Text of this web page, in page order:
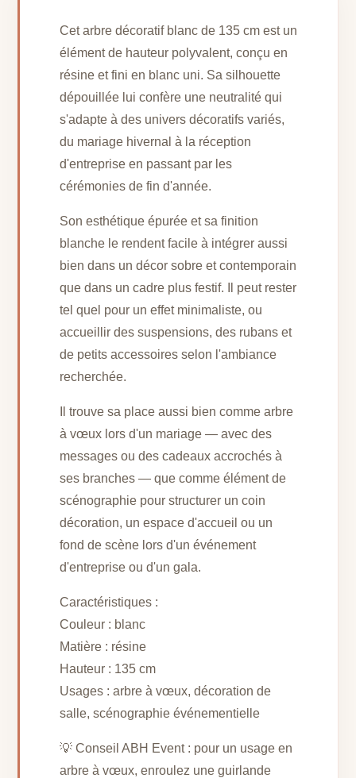
Cet arbre décoratif blanc de 135 cm est un
élément de hauteur polyvalent, conçu en
résine et fini en blanc uni. Sa silhouette
dépouillée lui confère une neutralité qui
s'adapte à des univers décoratifs variés,
du mariage hivernal à la réception
d'entreprise en passant par les
cérémonies de fin d'année.
Son esthétique épurée et sa finition
blanche le rendent facile à intégrer aussi
bien dans un décor sobre et contemporain
que dans un cadre plus festif. Il peut rester
tel quel pour un effet minimaliste, ou
accueillir des suspensions, des rubans et
de petits accessoires selon l'ambiance
recherchée.
Il trouve sa place aussi bien comme arbre
à vœux lors d'un mariage — avec des
messages ou des cadeaux accrochés à
ses branches — que comme élément de
scénographie pour structurer un coin
décoration, un espace d'accueil ou un
fond de scène lors d'un événement
d'entreprise ou d'un gala.
Caractéristiques :
Couleur : blanc
Matière : résine
Hauteur : 135 cm
Usages : arbre à vœux, décoration de
salle, scénographie événementielle
💡 Conseil ABH Event : pour un usage en
arbre à vœux, enroulez une guirlande